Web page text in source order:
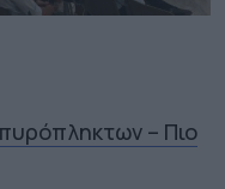
– Πιο